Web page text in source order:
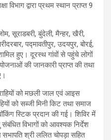
विभाग द्वारा प्रथम स्थान प्राप्त 9
सूराडबरी, बुंदेली, मैन्हर, खैरी,
पद्मावतीपुर, उदयपुर, बोरई,
हुए। दूरस्थ गांवों से पहुंचे लोगों
की जानकारी प्राप्त की तथा
को मछली जाल एवं आइस
को सब्जी मिनी किट तथा समाज
वॉकिंग स्टिक प्रदान की गई। शिविर में
विभागों को आवश्यक निर्देश
श्री ललित चोपड़ा सहित